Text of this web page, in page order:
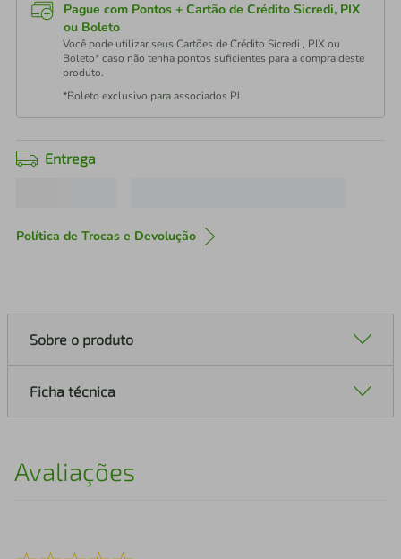
Pague com Pontos + Cartão de Crédito Sicredi, PIX
ou Boleto
Você pode utilizar seus Cartões de Crédito Sicredi , PIX ou
Boleto* caso não tenha pontos suficientes para a compra deste
produto.
*Boleto exclusivo para associados PJ
Entrega
Política de Trocas e Devolução
Sobre o produto
Ficha técnica
Avaliações